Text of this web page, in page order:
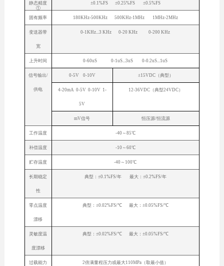
静态精度
①
±0.1%FS ±0.25%FS ±0.5%FS
固有频率 180KHz-500KHz 500KHz-1MHz 1MHz-2MHz
变送器带
宽
0-1KHz...3 KHz 0-20 KHz 0-200 KHz
上升时间 0-60uS 0-1uS...3uS 0-0.2uS...1uS
信号输出/
供电
0-5V 0-10V ±15VDC（典型）
4-20mA 0-5V 0-10V 1-
5V
12-36VDC（典型24VDC）
mV信号 恒压源/恒流源
工作温度 -40～85℃
补偿温度 -10～60℃
贮存温度 -40～100℃
长期稳定
性
典型：±0.1%FS/年 最大：±0.2%FS/年
零点温度
漂移
典型：±0.02%FS/℃ 最大：±0.05%FS/℃
灵敏度温
度漂移
典型：±0.02%FS/℃ 最大：±0.05%FS/℃
过载能力 2倍满量程压力或最大110MPa（取最小值）